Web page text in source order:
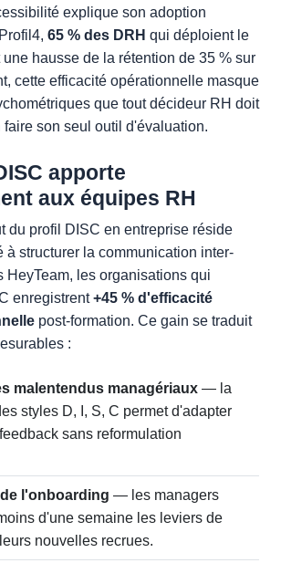
explique son adoption
65 % des DRH qui déploient le
hausse de la rétention de 35 % sur
cette efficacité opérationnelle masque
que tout décideur RH doit
faire son seul outil d'évaluation.
apporte
aux équipes RH
du profil DISC en entreprise réside
à structurer la communication inter-
HeyTeam, les organisations qui
enregistrent+45 % d'efficacité
post-formation. Ce gain se traduit
:
malentendus managériaux — la
styles D, I, S, C permet d'adapter
sans reformulation
l'onboarding — les managers
d'une semaine les leviers de
nouvelles recrues.